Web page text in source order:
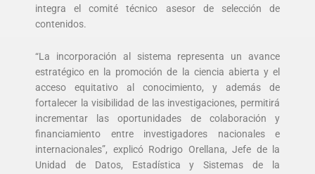
integra el comité técnico asesor de selección de
contenidos.
“La incorporación al sistema representa un avance
estratégico en la promoción de la ciencia abierta y el
acceso equitativo al conocimiento, y además de
fortalecer la visibilidad de las investigaciones, permitirá
incrementar las oportunidades de colaboración y
financiamiento entre investigadores nacionales e
internacionales”, explicó Rodrigo Orellana, Jefe de la
Unidad de Datos, Estadística y Sistemas de la